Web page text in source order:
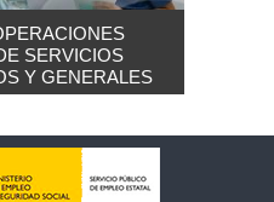
SERVICIOS
Y GENERALES